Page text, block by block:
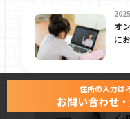
オ
に
【
住所の入力は
お問い合わせ